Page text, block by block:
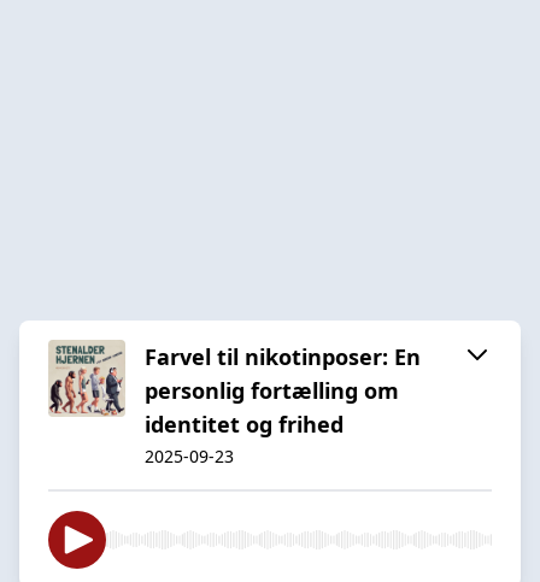
Farvel til nikotinposer: En
personlig fortælling om
identitet og frihed
2025-09-23